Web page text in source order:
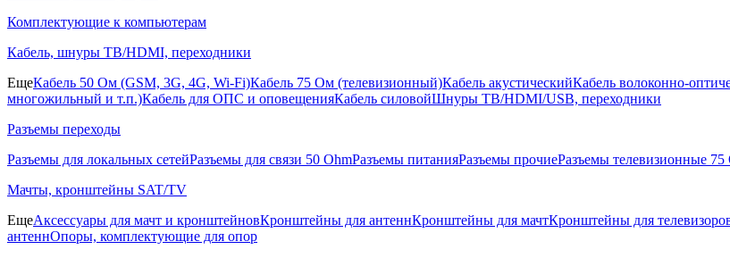
Комплектующие к компьютерам
Кабель, шнуры ТВ/HDMI, переходники
ЕщеКабель 50 Ом (GSM, 3G, 4G, Wi-Fi)Кабель 75 Ом (телевизионный)Кабель акустическийКабель волоконно-
многожильный и т.п.)Кабель для ОПС и оповещенияКабель силовойШнуры ТВ/HDMI/USB, переходники
Разъемы переходы
Разъемы для локальных сетейРазъемы для связи 50 OhmРазъемы питанияРазъемы прочиеРазъемы телевизионные 75
Мачты, кронштейны SAT/TV
ЕщеАксессуары для мачт и кронштейновКронштейны для антеннКронштейны для мачтКронштейны для
антеннОпоры, комплектующие для опор